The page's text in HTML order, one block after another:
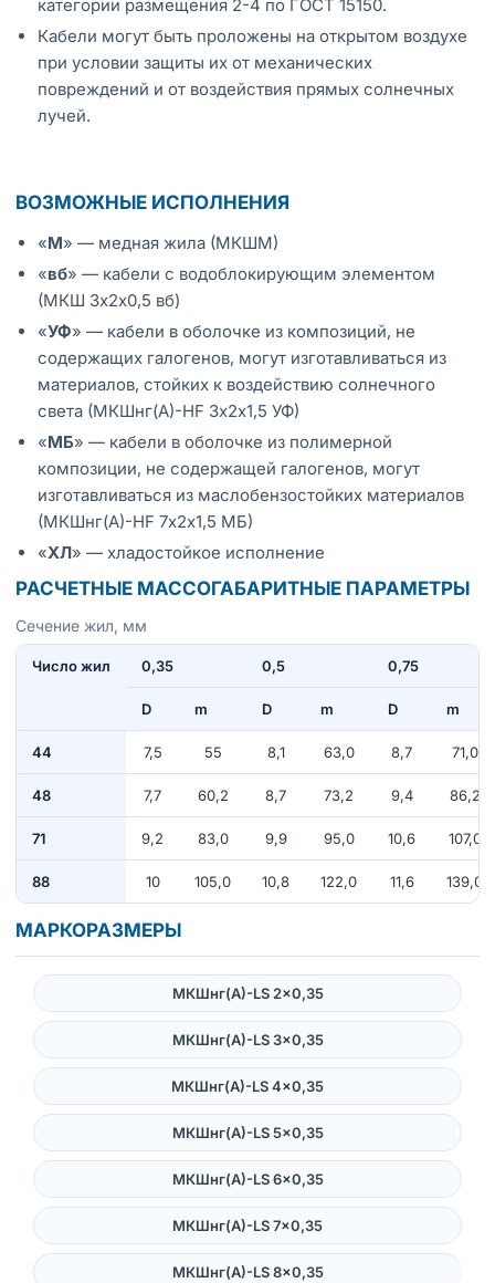
категории размещения 2-4 по ГОСТ 15150.
Кабели могут быть проложены на открытом воздухе
при условии защиты их от механических
повреждений и от воздействия прямых солнечных
лучей.
ВОЗМОЖНЫЕ ИСПОЛНЕНИЯ
«М» — медная жила (МКШМ)
«вб» — кабели с водоблокирующим элементом
(МКШ 3х2х0,5 вб)
«УФ» — кабели в оболочке из композиций, не
содержащих галогенов, могут изготавливаться из
материалов, стойких к воздействию солнечного
света (МКШнг(А)-HF 3х2х1,5 УФ)
«МБ» — кабели в оболочке из полимерной
композиции, не содержащей галогенов, могут
изготавливаться из маслобензостойких материалов
(МКШнг(А)-HF 7х2х1,5 МБ)
«ХЛ» — хладостойкое исполнение
РАСЧЕТНЫЕ МАССОГАБАРИТНЫЕ ПАРАМЕТРЫ
Сечение жил, мм
Число жил 0,35 0,5 0,75
D m D m D m
44 7,5 55 8,1 63,0 8,7 71,0
48 7,7 60,2 8,7 73,2 9,4 86,2
71 9,2 83,0 9,9 95,0 10,6 107,0
88 10 105,0 10,8 122,0 11,6 139,0
МАРКОРАЗМЕРЫ
МКШнг(А)-LS 2×0,35
МКШнг(А)-LS 3×0,35
МКШнг(А)-LS 4×0,35
МКШнг(А)-LS 5×0,35
МКШнг(А)-LS 6×0,35
МКШнг(А)-LS 7×0,35
МКШнг(А)-LS 8×0,35